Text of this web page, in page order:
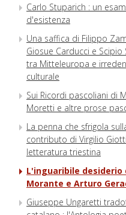
Carlo Stuparich : un
d'esistenza
Una saffica di Filippo
Giosue Carducci e Scipio
tra Mitteleuropa e
culturale
Sui Ricordi pascoliani di
Moretti e altre prose
La penna che sfrigola
contributo di Virgilio
letteratura triestina
L'inguaribile desiderio
Morante e Arturo
Giuseppe Ungaretti